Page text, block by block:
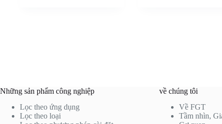
Những sản phẩm công nghiệp
Lọc theo ứng dụng
Lọc theo loại
về chúng tôi
Về FGT
Tầm nhìn,